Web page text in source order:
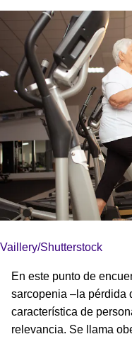
Vaillery/Shutterstock
En este punto de
sarcopenia –la pérdida
característica de
relevancia. Se llama